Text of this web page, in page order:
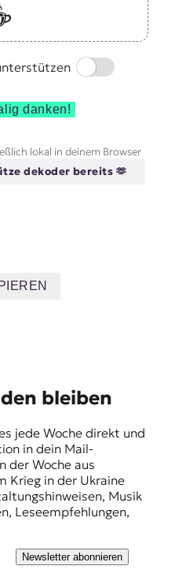
Switch
danken!
lokal in deinem Browser
dekoder bereits 🫶
bleiben
jede Woche direkt und
in dein Mail-
der Woche aus
Krieg in der Ukraine
Musik
Leseempfehlungen,
Newsletter abonnieren